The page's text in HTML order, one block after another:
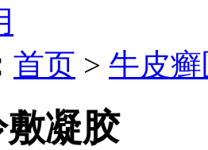
首页 > 牛皮
凝胶